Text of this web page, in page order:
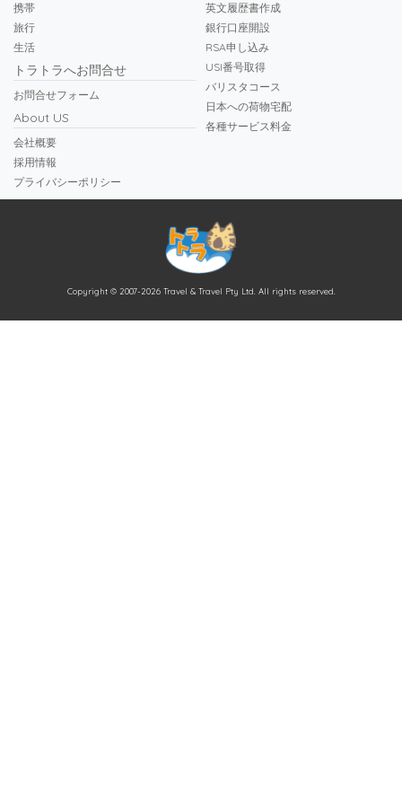
携帯
旅行
生活
トラトラへお問合せ
お問合せフォーム
About US
会社概要
採用情報
プライバシーポリシー
英文履歴書作成
銀行口座開設
RSA申し込み
USI番号取得
バリスタコース
日本への荷物宅配
各種サービス料金
Copyright © 2007-2026 Travel & Travel Pty Ltd. All rights reserved.